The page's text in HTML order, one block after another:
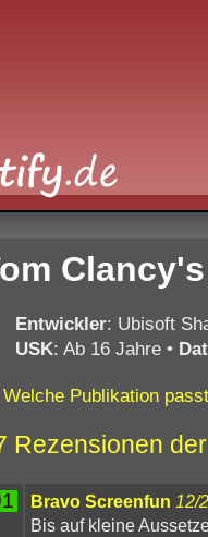
Entwickler: Ubisoft
USK: Ab 16 Jahre•
Welche Publikation
Rezensionen
Bravo Screenfun 12/
Bis auf kleine